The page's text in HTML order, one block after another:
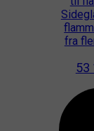
fra
53